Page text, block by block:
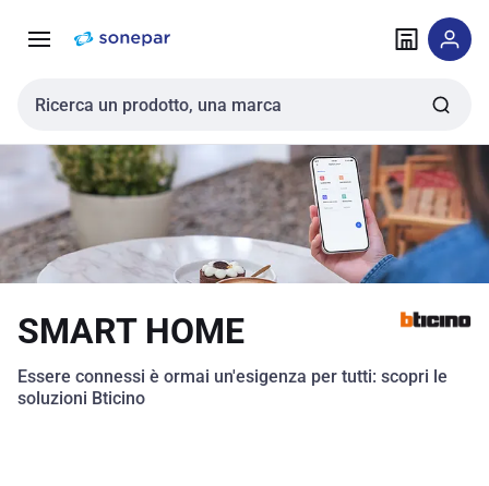
navigazione alla
Cerca input
SMART HOME
Essere connessi è ormai un'esigenza per tutti: scopri le
soluzioni Bticino